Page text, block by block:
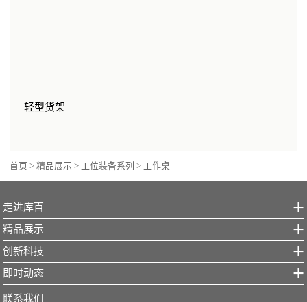
轻型货架
首页 >精品展示 > 工位装备系列 > 工作桌
走进库百
精品展示
创新科技
即时动态
联系我们